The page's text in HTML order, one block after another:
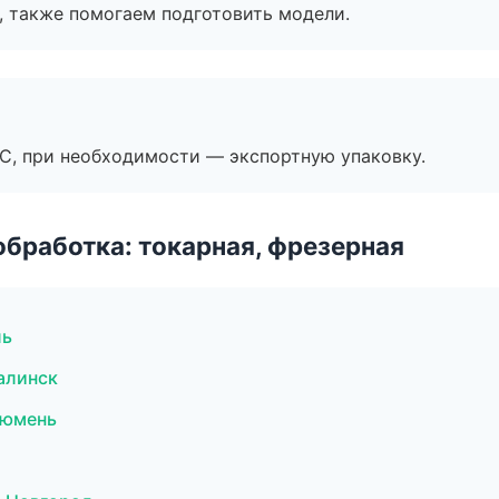
также помогаем подготовить модели.
при необходимости — экспортную упаковку.
токарная, фрезерная